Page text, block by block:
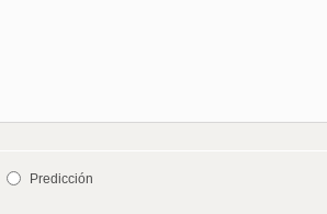
Predicción